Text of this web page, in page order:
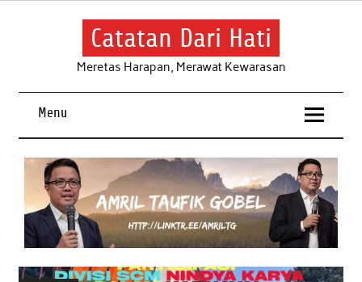
Skip
Catatan Dari Hati
Meretas Harapan, Merawat Kewarasan
Menu